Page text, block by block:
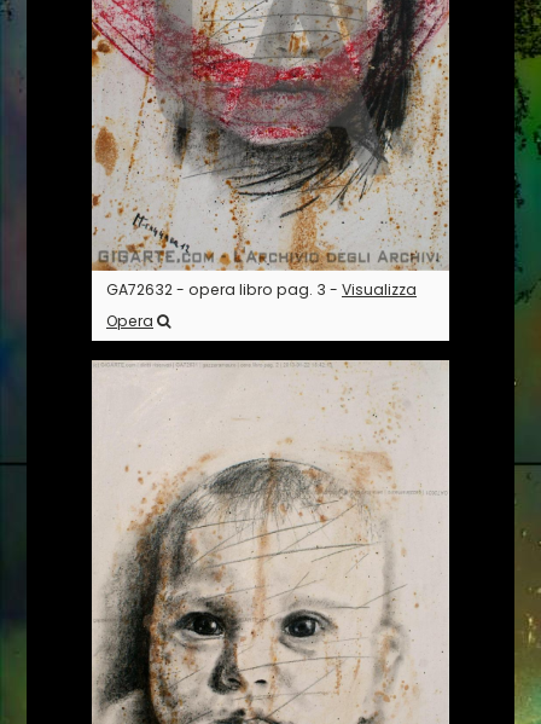
GA72632 - opera libro pag. 3 - Visualizza
Opera